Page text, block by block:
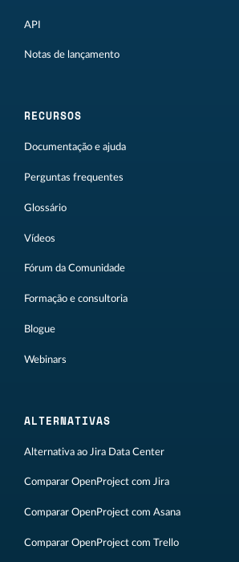
API
Notas de lançamento
RECURSOS
Documentação e ajuda
Perguntas frequentes
Glossário
Vídeos
Fórum da Comunidade
Formação e consultoria
Blogue
Webinars
ALTERNATIVAS
Alternativa ao Jira Data Center
Comparar OpenProject com Jira
Comparar OpenProject com Asana
Comparar OpenProject com Trello